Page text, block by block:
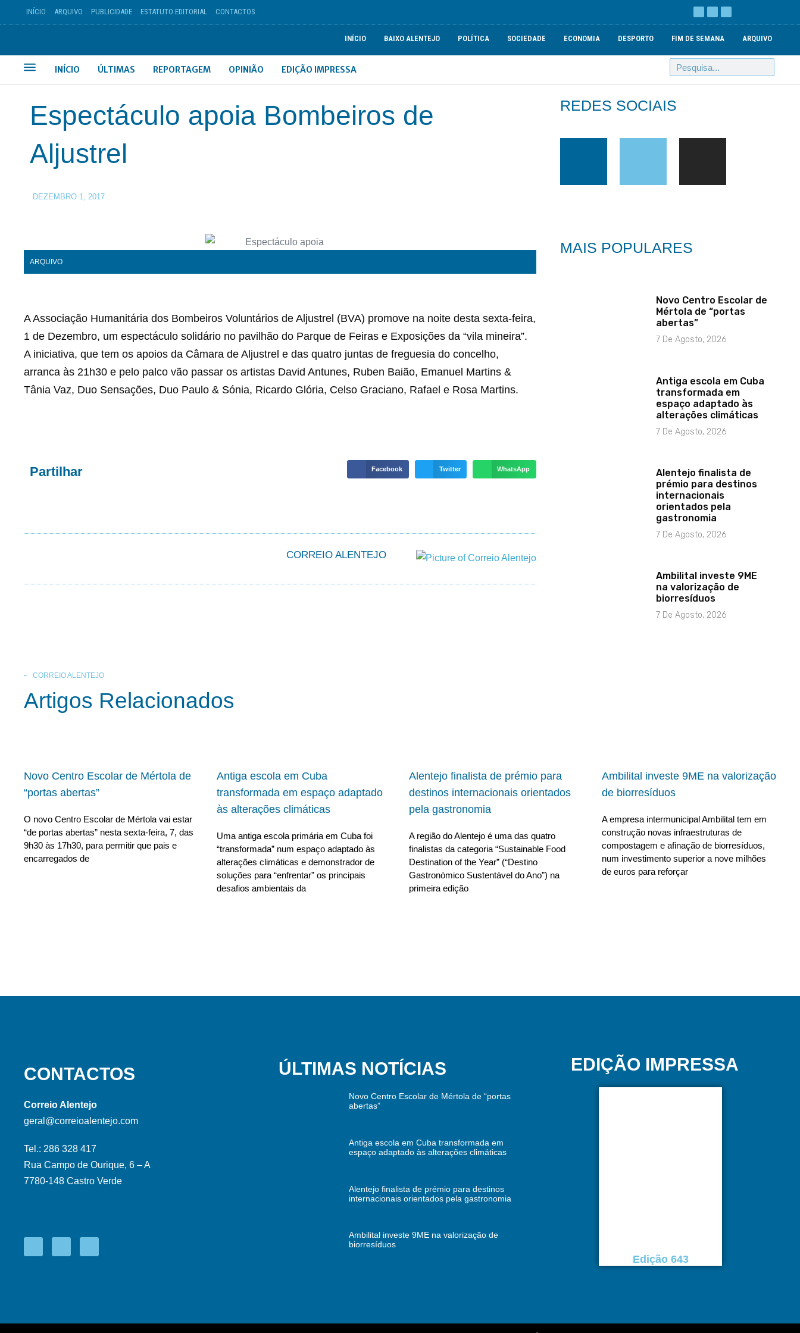
INÍCIO ARQUIVO PUBLICIDADE ESTATUTO EDITORIAL CONTACTOS
INÍCIO BAIXO ALENTEJO POLÍTICA SOCIEDADE ECONOMIA DESPORTO FIM DE SEMANA ARQUIVO
INÍCIO ÚLTIMAS REPORTAGEM OPINIÃO EDIÇÃO IMPRESSA
Espectáculo apoia Bombeiros de
Aljustrel
DEZEMBRO 1, 2017
ARQUIVO
A Associação Humanitária dos Bombeiros Voluntários de Aljustrel (BVA) promove na noite desta sexta-feira,
1 de Dezembro, um espectáculo solidário no pavilhão do Parque de Feiras e Exposições da “vila mineira”.
A iniciativa, que tem os apoios da Câmara de Aljustrel e das quatro juntas de freguesia do concelho,
arranca às 21h30 e pelo palco vão passar os artistas David Antunes, Ruben Baião, Emanuel Martins &
Tânia Vaz, Duo Sensações, Duo Paulo & Sónia, Ricardo Glória, Celso Graciano, Rafael e Rosa Martins.
Partilhar Facebook Twitter WhatsApp
CORREIO ALENTEJO
REDES SOCIAIS
MAIS POPULARES
Novo Centro Escolar de
Mértola de “portas
abertas”
7 De Agosto, 2026
Antiga escola em Cuba
transformada em
espaço adaptado às
alterações climáticas
7 De Agosto, 2026
Alentejo finalista de
prémio para destinos
internacionais
orientados pela
gastronomia
7 De Agosto, 2026
Ambilital investe 9ME
na valorização de
biorresíduos
7 De Agosto, 2026
CORREIO ALENTEJO
Artigos Relacionados
Novo Centro Escolar de Mértola de
“portas abertas”
O novo Centro Escolar de Mértola vai estar
“de portas abertas” nesta sexta-feira, 7, das
9h30 às 17h30, para permitir que pais e
encarregados de
Antiga escola em Cuba
transformada em espaço adaptado
às alterações climáticas
Uma antiga escola primária em Cuba foi
“transformada” num espaço adaptado às
alterações climáticas e demonstrador de
soluções para “enfrentar” os principais
desafios ambientais da
Alentejo finalista de prémio para
destinos internacionais orientados
pela gastronomia
A região do Alentejo é uma das quatro
finalistas da categoria “Sustainable Food
Destination of the Year” (“Destino
Gastronómico Sustentável do Ano”) na
primeira edição
Ambilital investe 9ME na valorização
de biorresíduos
A empresa intermunicipal Ambilital tem em
construção novas infraestruturas de
compostagem e afinação de biorresíduos,
num investimento superior a nove milhões
de euros para reforçar
CONTACTOS
Correio Alentejo
geral@correioalentejo.com
Tel.: 286 328 417
Rua Campo de Ourique, 6 – A
7780-148 Castro Verde
ÚLTIMAS NOTÍCIAS
Novo Centro Escolar de Mértola de “portas
abertas”
Antiga escola em Cuba transformada em
espaço adaptado às alterações climáticas
Alentejo finalista de prémio para destinos
internacionais orientados pela gastronomia
Ambilital investe 9ME na valorização de
biorresíduos
EDIÇÃO IMPRESSA
Edição 643